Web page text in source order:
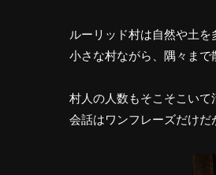
ルーリッド村は自然や土を
小さな村ながら、隅々まで
村人の人数もそこそこいて
会話はワンフレーズだけだ